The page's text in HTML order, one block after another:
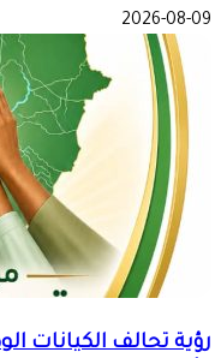
2026-08-09
رؤية تحالف الكيانات